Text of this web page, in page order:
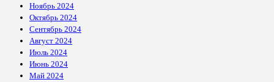
Ноябрь 2024
Октябрь 2024
Сентябрь 2024
Август 2024
Июль 2024
Июнь 2024
Май 2024